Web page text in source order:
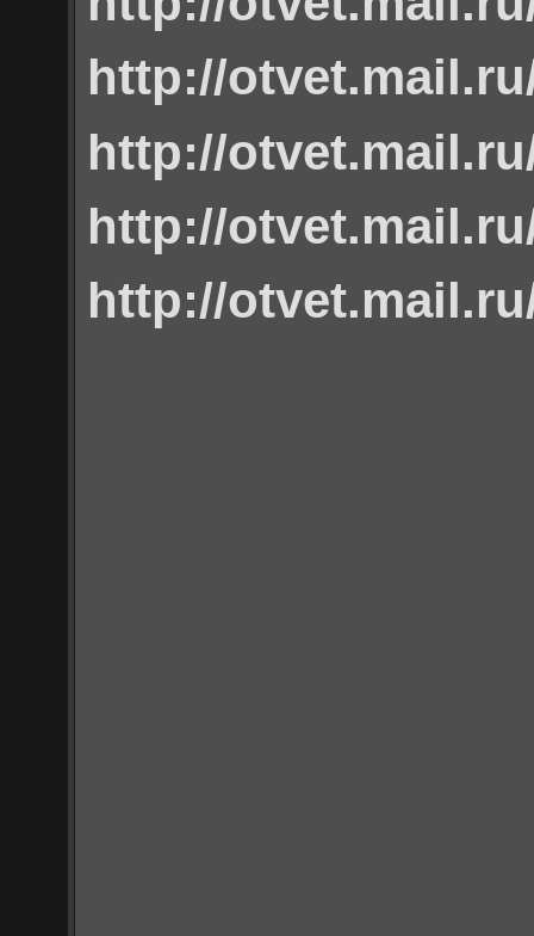
http://
http://
http://
http://